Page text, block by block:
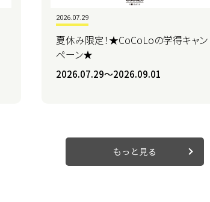
2026.07.29
夏休み限定！★CoCoLoの学得キャン
ペーン★
2026.07.29〜2026.09.01
もっと見る